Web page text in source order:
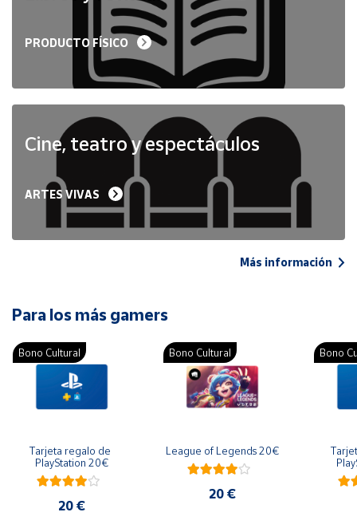
PRODUCTO FÍSICO
Cine, teatro y espectáculos
ARTES VIVAS
Más información
Para los más gamers
Bono Cultural
Tarjeta regalo de
PlayStation 20€
20 €
Bono Cultural
League of Legends 20€
20 €
Bono